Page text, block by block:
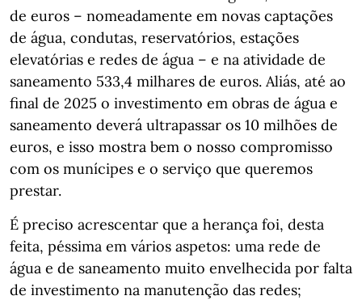
de euros – nomeadamente em novas captações
de água, condutas, reservatórios, estações
elevatórias e redes de água – e na atividade de
saneamento 533,4 milhares de euros. Aliás, até ao
final de 2025 o investimento em obras de água e
saneamento deverá ultrapassar os 10 milhões de
euros, e isso mostra bem o nosso compromisso
com os munícipes e o serviço que queremos
prestar.
É preciso acrescentar que a herança foi, desta
feita, péssima em vários aspetos: uma rede de
água e de saneamento muito envelhecida por falta
de investimento na manutenção das redes;